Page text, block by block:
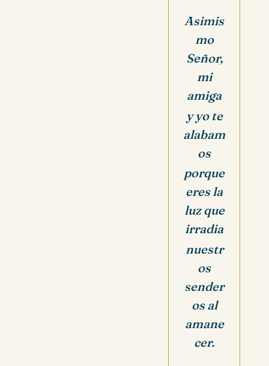
Asimis
mo
Señor,
mi
amiga
y yo te
alabam
os
porque
eres la
luz que
irradia
nuestr
os
sender
os al
amane
cer.